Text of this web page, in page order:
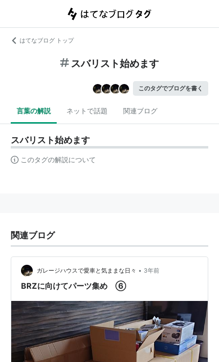
はてなブログ トップ
スバリスト始めます
このタグでブログを書く
言葉の解説 ネットで話題 関連ブログ
スバリスト始めます
このタグの解説について
関連ブログ
ガレージハウスで愛車と気ままな日々 • 3年前
BRZに向けてパーツ集め ⑥